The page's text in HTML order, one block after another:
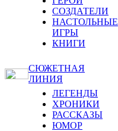
СОЗДАТЕЛИ
НАСТОЛЬНЫЕ
ИГРЫ
КНИГИ
СЮЖЕТНАЯ
ЛИНИЯ
ЛЕГЕНДЫ
ХРОНИКИ
РАССКАЗЫ
ЮМОР